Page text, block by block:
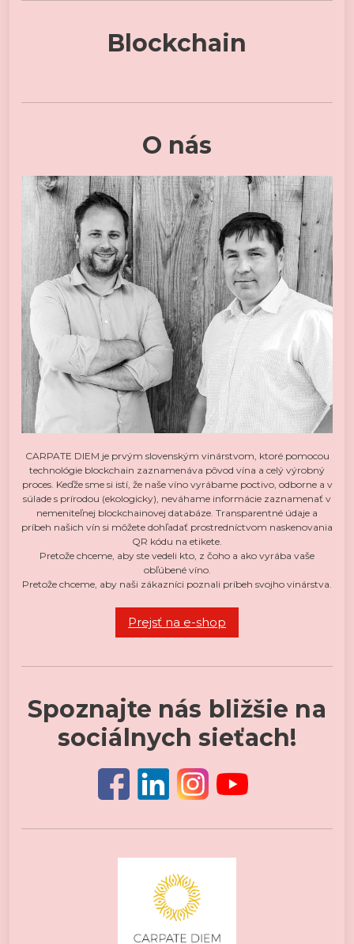
Blockchain
O nás
CARPATE DIEM je prvým slovenským vinárstvom, ktoré pomocou
technológie blockchain zaznamenáva pôvod vína a celý výrobný
proces. Keďže sme si istí, že naše víno vyrábame poctivo, odborne a v
súlade s prírodou (ekologicky), neváhame informácie zaznamenať v
nemeniteľnej blockchainovej databáze. Transparentné údaje a
príbeh našich vín si môžete dohľadať prostredníctvom naskenovania
QR kódu na etikete.
Pretože chceme, aby ste vedeli kto, z čoho a ako vyrába vaše
obľúbené víno.
Pretože chceme, aby naši zákazníci poznali príbeh svojho vinárstva.
Prejsť na e-shop
Spoznajte nás bližšie na
sociálnych sieťach!